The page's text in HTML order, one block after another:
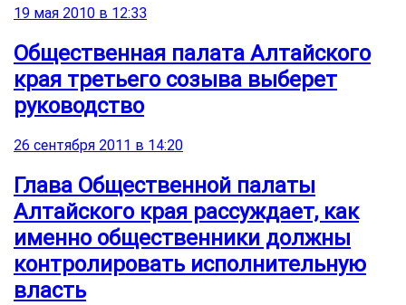
19 мая 2010 в 12:33
Общественная палата Алтайского
края третьего созыва выберет
руководство
26 сентября 2011 в 14:20
Глава Общественной палаты
Алтайского края рассуждает, как
именно общественники должны
контролировать исполнительную
власть